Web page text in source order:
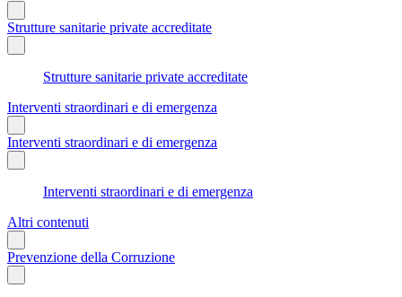
Strutture sanitarie private accreditate
Strutture sanitarie private accreditate
Interventi straordinari e di emergenza
Interventi straordinari e di emergenza
Interventi straordinari e di emergenza
Altri contenuti
Prevenzione della Corruzione